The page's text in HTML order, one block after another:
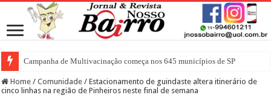
Campanha de Multivacinação começa nos 645 municípios de SP
Home / Comunidade / Estacionamento de guindaste altera itinerário de
cinco linhas na região de Pinheiros neste final de semana